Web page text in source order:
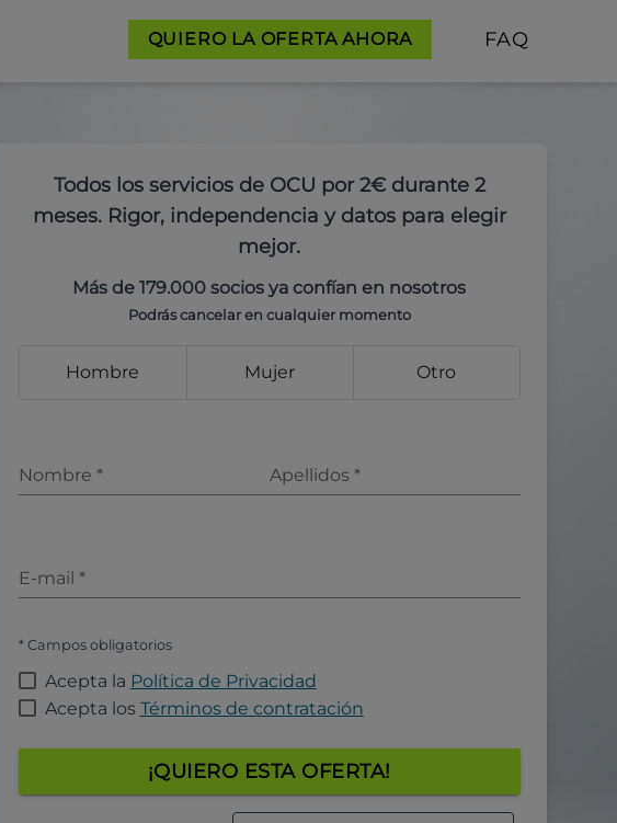
QUIERO LA OFERTA AHORA FAQ
Todos los servicios de OCU por 2€ durante 2
meses. Rigor, independencia y datos para elegir
mejor.
Más de 179.000 socios ya confían en nosotros
Podrás cancelar en cualquier momento
Hombre Mujer Otro
Nombre * Apellidos *
E-mail *
* Campos obligatorios
Acepta la Política de Privacidad
Acepta los Términos de contratación
¡QUIERO ESTA OFERTA!